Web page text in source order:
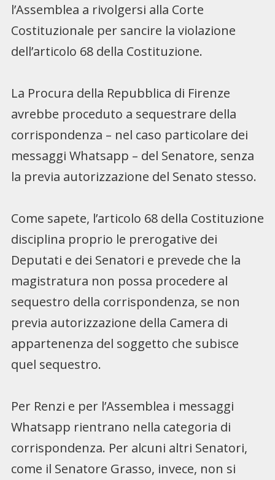
l’Assemblea a rivolgersi alla Corte
Costituzionale per sancire la violazione
dell’articolo 68 della Costituzione.
La Procura della Repubblica di Firenze
avrebbe proceduto a sequestrare della
corrispondenza – nel caso particolare dei
messaggi Whatsapp – del Senatore, senza
la previa autorizzazione del Senato stesso.
Come sapete, l’articolo 68 della Costituzione
disciplina proprio le prerogative dei
Deputati e dei Senatori e prevede che la
magistratura non possa procedere al
sequestro della corrispondenza, se non
previa autorizzazione della Camera di
appartenenza del soggetto che subisce
quel sequestro.
Per Renzi e per l’Assemblea i messaggi
Whatsapp rientrano nella categoria di
corrispondenza. Per alcuni altri Senatori,
come il Senatore Grasso, invece, non si